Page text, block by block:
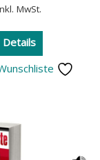
MwSt.
Details